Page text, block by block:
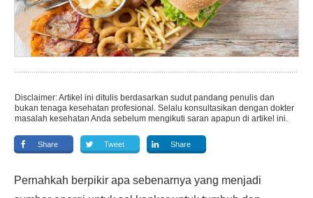
Disclaimer: Artikel ini ditulis berdasarkan sudut pandang penulis dan
bukan tenaga kesehatan profesional. Selalu konsultasikan dengan dokter
masalah kesehatan Anda sebelum mengikuti saran apapun di artikel ini.
Share Tweet Share
Pernahkah berpikir apa sebenarnya yang menjadi